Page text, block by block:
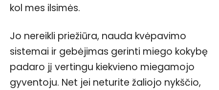
kol mes ilsimės.
Jo nereikli priežiūra, nauda kvėpavimo
sistemai ir gebėjimas gerinti miego kokybę
padaro jį vertingu kiekvieno miegamojo
gyventoju. Net jei neturite žaliojo nykščio,